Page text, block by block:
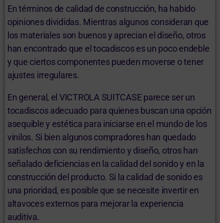
En términos de calidad de construcción, ha habido
opiniones divididas. Mientras algunos consideran que
los materiales son buenos y aprecian el diseño, otros
han encontrado que el tocadiscos es un poco endeble
y que ciertos componentes pueden moverse o tener
ajustes irregulares.
En general, el VICTROLA SUITCASE parece ser un
tocadiscos adecuado para quienes buscan una opción
asequible y estética para iniciarse en el mundo de los
vinilos. Si bien algunos compradores han quedado
satisfechos con su rendimiento y diseño, otros han
señalado deficiencias en la calidad del sonido y en la
construcción del producto. Si la calidad de sonido es
una prioridad, es posible que se necesite invertir en
altavoces externos para mejorar la experiencia
auditiva.